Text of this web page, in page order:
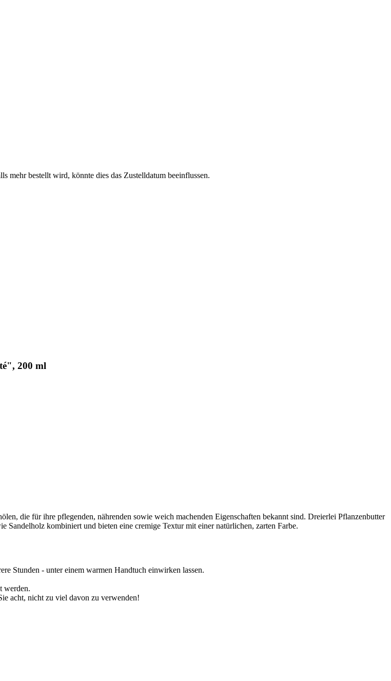
mehr bestellt wird, könnte dies das Zustelldatum beeinflussen.
200 ml
die für ihre pflegenden, nährenden sowie weich machenden Eigenschaften bekannt sind. Dreierlei Pflanzenbutter
kombiniert und bieten eine cremige Textur mit einer natürlichen, zarten Farbe.
Stunden - unter einem warmen Handtuch einwirken lassen.
werden.
acht, nicht zu viel davon zu verwenden!